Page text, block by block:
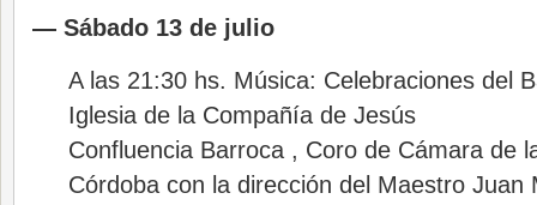
— Sábado 13 de julio
A las 21:30 hs. Música: Celebraciones del
Iglesia de la Compañía de Jesús
Confluencia Barroca , Coro de Cámara de
Córdoba con la dirección del Maestro Juan